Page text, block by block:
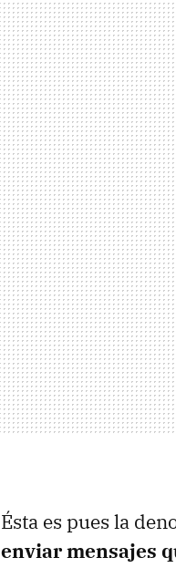
Ésta es pues la
enviar mensajes